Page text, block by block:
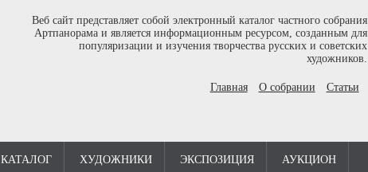
Веб сайт представляет собой электронный каталог частного собрания
Артпанорама и является информационным ресурсом, созданным для
популяризации и изучения творчества русских и советских
художников.
Главная О собрании Статьи
КАТАЛОГ ХУДОЖНИКИ ЭКСПОЗИЦИЯ АУКЦИОН